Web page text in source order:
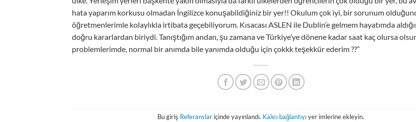
hata yaparım korkusu olmadan İngilizce konuşabildiğiniz bir yer!! Okulum çok iyi, bir sorunum
öğretmenlerimle kolaylıkla irtibata geçebiliyorum. Kısacası ASLEN ile Dublin’e gelmem hayatımda
doğru kararlardan biriydi. Tanıştığım andan, şu zamana ve Türkiye’ye dönene kadar saat kaç olursa
problemlerimde, normal bir anımda bile yanımda olduğu için çokkk teşekkür ederim ??”
Bu giriş Referanslariçinde yayınlandı. Kalıcı bağlantıyıyer imlerine ekleyin.